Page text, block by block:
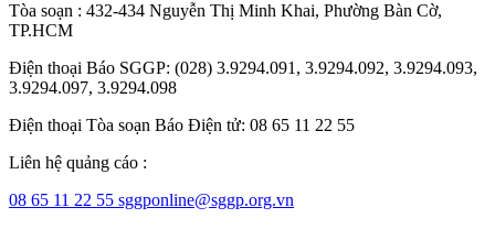
Tòa soạn : 432-434 Nguyễn Thị Minh Khai, Phường Bàn Cờ,
TP.HCM
Điện thoại Báo SGGP: (028) 3.9294.091, 3.9294.092, 3.9294.093,
3.9294.097, 3.9294.098
Điện thoại Tòa soạn Báo Điện tử: 08 65 11 22 55
Liên hệ quảng cáo :
08 65 11 22 55 sggponline@sggp.org.vn